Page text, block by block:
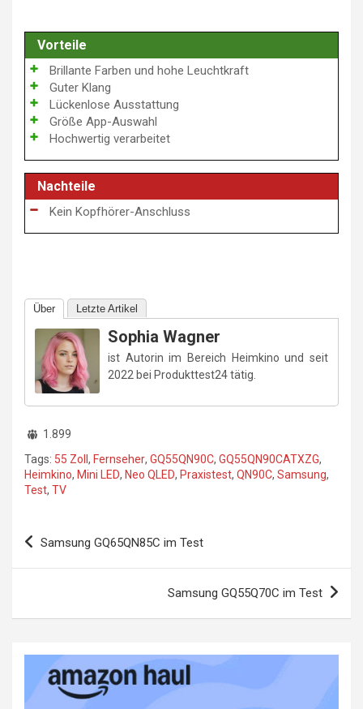
Vorteile
Brillante Farben und hohe Leuchtkraft
Guter Klang
Lückenlose Ausstattung
Größe App-Auswahl
Hochwertig verarbeitet
Nachteile
Kein Kopfhörer-Anschluss
Über Letzte Artikel
Sophia Wagner
ist Autorin im Bereich Heimkino und seit
2022 bei Produkttest24 tätig.
1.899
Tags: 55 Zoll , Fernseher, GQ55QN90C, GQ55QN90CATXZG,
Heimkino, Mini LED, Neo QLED, Praxistest, QN90C, Samsung,
Test, TV
Beitragsnavigation
Samsung GQ65QN85C im Test
Samsung GQ55Q70C im Test